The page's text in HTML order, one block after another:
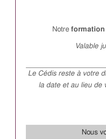
Notre
Valable
Le Cédis reste à votre
la date et au lieu de
Nous